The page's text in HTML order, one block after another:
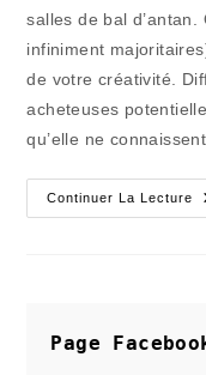
salles de bal
infiniment
de votre créativité.
acheteuses
qu’elle ne connaissent
Continuer La Lecture
Page